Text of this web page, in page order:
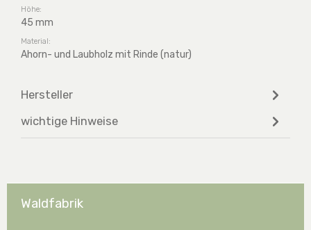
Höhe:
45 mm
Material:
Ahorn- und Laubholz mit Rinde (natur)
Hersteller
wichtige Hinweise
Waldfabrik